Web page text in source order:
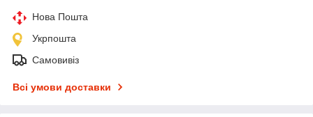
Нова Пошта
Укрпошта
Самовивіз
Всі умови доставки